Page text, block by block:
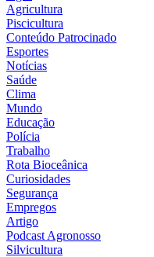
Agricultura
Piscicultura
Conteúdo Patrocinado
Esportes
Notícias
Saúde
Clima
Mundo
Educação
Polícia
Trabalho
Rota Bioceânica
Curiosidades
Segurança
Empregos
Artigo
Podcast Agronosso
Silvicultura